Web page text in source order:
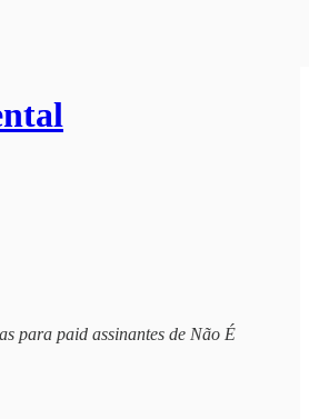
para paid assinantes de Não É